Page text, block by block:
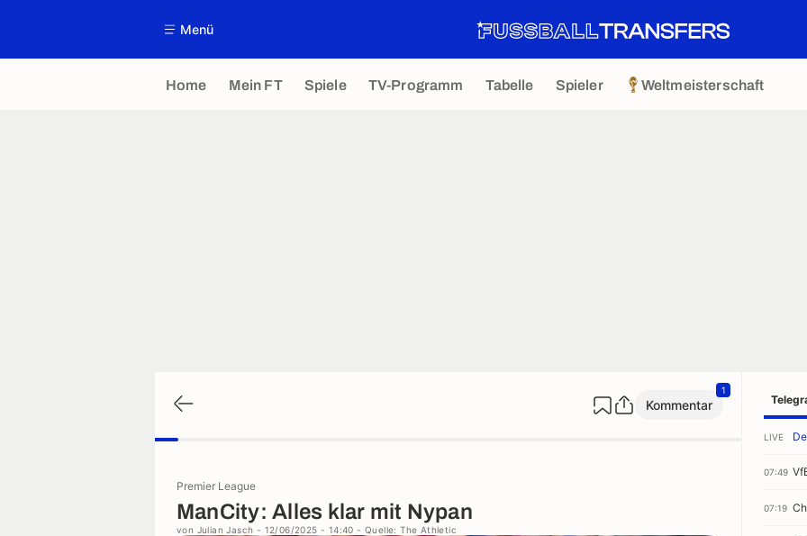
Menü
Home Mein FT Spiele TV-Programm Tabelle Spieler Weltmeisterschaft
Kommentar
1
Premier League
ManCity: Alles klar mit Nypan
von Julian Jasch - 12/06/2025 - 14:40 - Quelle: The Athletic
LIVE
07:49
07:19